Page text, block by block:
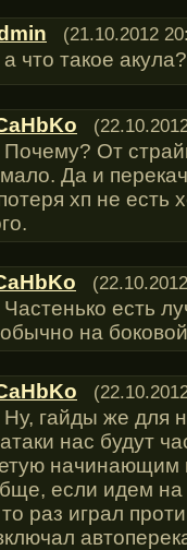
(21.10.2012
а что такое акула?
Почему? От
мало. Да и
хп не
Частенько есть
обычно на
Ну, гайды же для
атаки нас будут
если идем
раз играл